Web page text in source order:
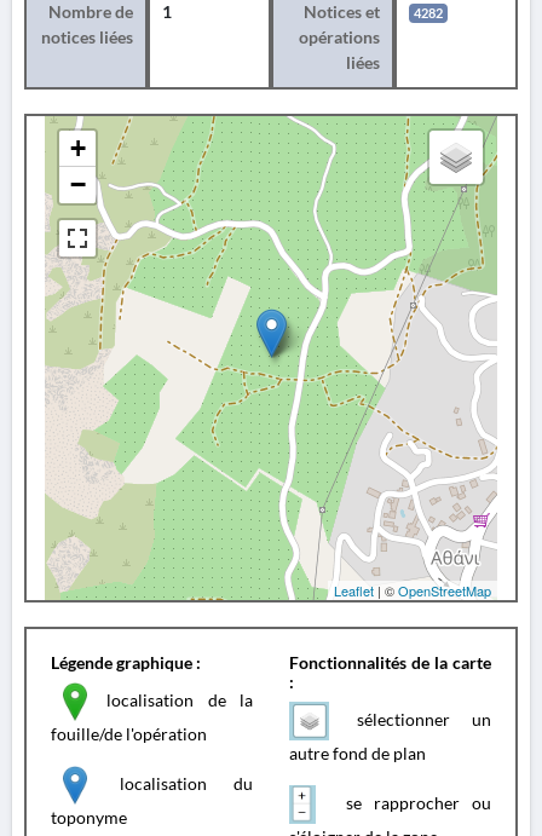
Nombre de
notices liées
1
Notices et
opérations
liées
4282
+
−
Leaflet | ©OpenStreetMap
Légende graphique :
localisation de la
fouille/de l'opération
localisation du
toponyme
Fonctionnalités de la carte
:
sélectionner un
autre fond de plan
se rapprocher ou